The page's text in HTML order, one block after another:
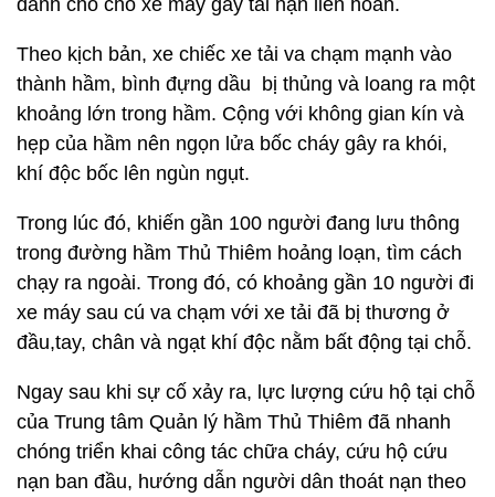
dành cho cho xe máy gây tai nạn liên hoàn.
Theo kịch bản, xe chiếc xe tải va chạm mạnh vào
thành hầm, bình đựng dầu bị thủng và loang ra một
khoảng lớn trong hầm. Cộng với không gian kín và
hẹp của hầm nên ngọn lửa bốc cháy gây ra khói,
khí độc bốc lên ngùn ngụt.
Trong lúc đó, khiến gần 100 người đang lưu thông
trong đường hầm Thủ Thiêm hoảng loạn, tìm cách
chạy ra ngoài. Trong đó, có khoảng gần 10 người đi
xe máy sau cú va chạm với xe tải đã bị thương ở
đầu,tay, chân và ngạt khí độc nằm bất động tại chỗ.
Ngay sau khi sự cố xảy ra, lực lượng cứu hộ tại chỗ
của Trung tâm Quản lý hầm Thủ Thiêm đã nhanh
chóng triển khai công tác chữa cháy, cứu hộ cứu
nạn ban đầu, hướng dẫn người dân thoát nạn theo